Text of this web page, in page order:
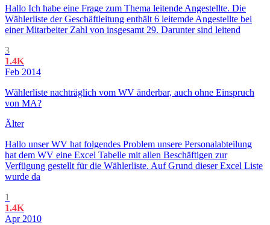
Hallo Ich habe eine Frage zum Thema leitende Angestellte. Die
Wählerliste der Geschäftleitung enthält 6 leitemde Angestellte bei
einer Mitarbeiter Zahl von insgesamt 29. Darunter sind leitend
3
1.4K
Feb 2014
Wählerliste nachträglich vom WV änderbar, auch ohne Einspruch
von MA?
Älter
Hallo unser WV hat folgendes Problem unsere Personalabteilung
hat dem WV eine Excel Tabelle mit allen Beschäftigen zur
Verfügung gestellt für die Wählerliste. Auf Grund dieser Excel Liste
wurde da
1
1.4K
Apr 2010